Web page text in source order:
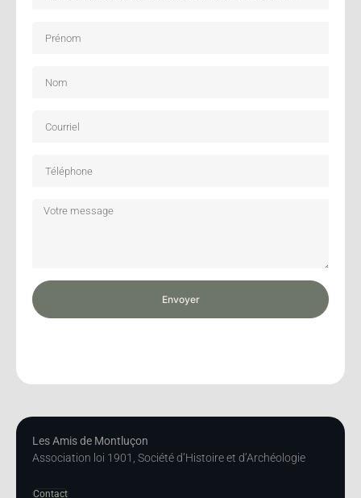
Envoyer
Les Amis de Montluçon
Association loi 1901, Société d’Histoire et d’Archéologie
Contact